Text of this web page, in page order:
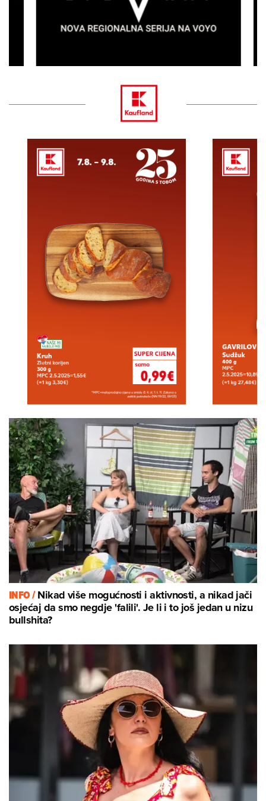
INFO /Nikad više mogućnosti i aktivnosti, a nikad jači
osjećaj da smo negdje 'falili'. Je li i to još jedan u nizu
bullshita?